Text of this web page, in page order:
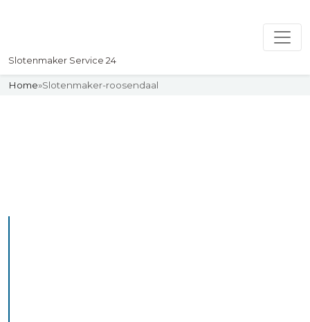
Slotenmaker Service 24
Home»Slotenmaker-roosendaal